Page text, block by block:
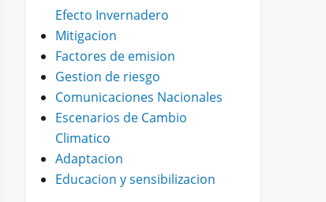
Efecto Invernadero
Mitigacion
Factores de emision
Gestion de riesgo
Comunicaciones Nacionales
Escenarios de Cambio
Climatico
Adaptacion
Educacion y sensibilizacion